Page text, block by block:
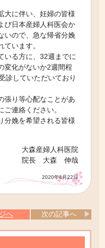
大に伴い、妊婦の皆様
び日本産婦人科医会か
いので、急な帰省分娩
います。
いる方に、32週までに
変化がないか2週間程
診していただいており
張り等心配なことがあ
連絡ください。
分娩を希望される皆様
大森産婦人科医院
院長 大森 伸哉
2020年4月22日
次の記事へ
へ